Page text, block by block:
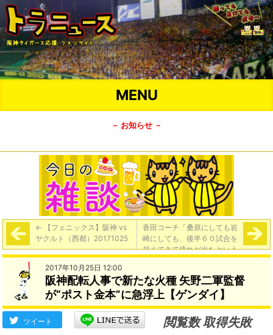
MENU
－ お知らせ －
← 【フェニックス】阪神 vs
ヤクルト（西都）20171025
香田コーチ「桑原にしても岩
崎にしても、後半６０試合を
超えてきて疲れが出たという
か。そこで終わりじゃないか
要がある」→
2017年10月25日 12:00
阪神配転人事で新たな火種 矢野二軍監督
が“ポスト金本”に急浮上【ゲンダイ】
ツイート
閲覧数 取得失敗